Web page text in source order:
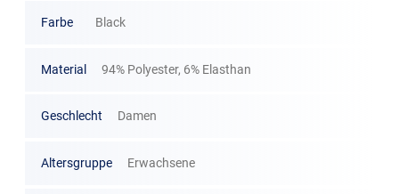
Farbe Black
Material 94% Polyester, 6% Elasthan
Geschlecht Damen
Altersgruppe Erwachsene